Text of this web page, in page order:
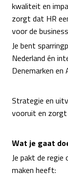
kwaliteit en
zorgt dat HR
voor de
Je bent
Nederland én
Denemarken
Strategie en
vooruit en
Wat je gaat
Je pakt de
maken heeft: